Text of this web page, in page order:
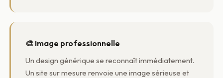
🎨 Image professionnelle
Un design générique se reconnaît immédiatement.
Un site sur mesure renvoie une image sérieuse et